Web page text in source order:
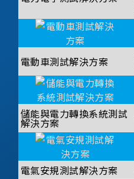
電動車測試解決方案
儲能與電力轉換系統測試
解決方案
電氣安規測試解決方案